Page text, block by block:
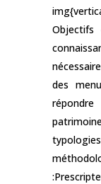
Objectifs
des